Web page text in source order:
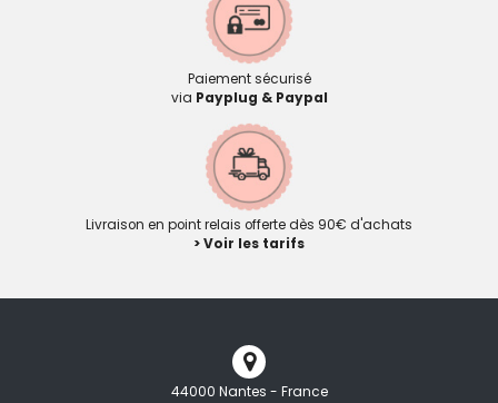
Paiement sécurisé
via Payplug & Paypal
Livraison en point relais offerte dès 90€ d'achats
> Voir les tarifs
44000 Nantes - France